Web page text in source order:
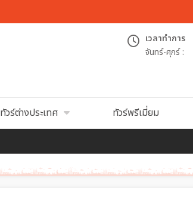
เวลาทำการ
จันทร์-ศุกร์ :
ทัวร์ต่างประเทศ ทัวร์พรีเมี่ยม